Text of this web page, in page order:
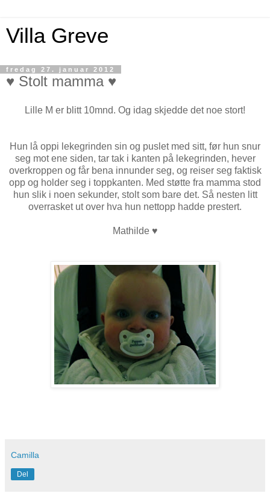
Villa Greve
fredag 27. januar 2012
♥ Stolt mamma ♥
Lille M er blitt 10mnd. Og idag skjedde det noe stort!
Hun lå oppi lekegrinden sin og puslet med sitt, før hun snur
seg mot ene siden, tar tak i kanten på lekegrinden, hever
overkroppen og får bena innunder seg, og reiser seg faktisk
opp og holder seg i toppkanten. Med støtte fra mamma stod
hun slik i noen sekunder, stolt som bare det. Så nesten litt
overrasket ut over hva hun nettopp hadde prestert.
Mathilde ♥
Camilla
Del